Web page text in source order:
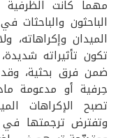
مهما كانت الظرفية
الباحثون
الميدان
تكون تأثيراته
ضمن فرق بحثية،
حِرفية أو مدعومة
تصبح الإكراهات
وتفترض ترجمتها